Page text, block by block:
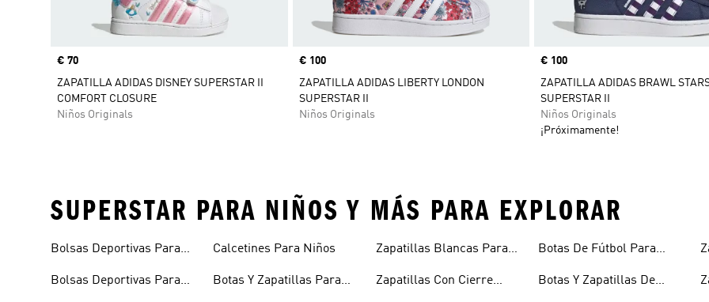
Precio
€ 70
ZAPATILLA ADIDAS DISNEY SUPERSTAR II
COMFORT CLOSURE
Niños Originals
Precio
€ 100
ZAPATILLA ADIDAS LIBERTY LONDON
SUPERSTAR II
Niños Originals
Precio
€ 100
ZAPATILLA ADIDAS BRAWL
SUPERSTAR II
Niños Originals
¡Próximamente!
SUPERSTAR PARA NIÑOS Y MÁS PARA EXPLORAR
Bolsas Deportivas Para
Bolsas Deportivas Para
Calcetines Para Niños
Botas Y Zapatillas Para
Zapatillas Blancas Para
Zapatillas Con Cierre
Botas De Fútbol Para
Botas Y Zapatillas De